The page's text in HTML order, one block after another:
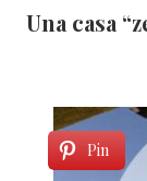
Una casa
Pin